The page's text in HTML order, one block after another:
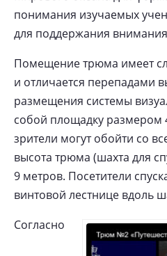
понимания изучаемых
для поддержания
Помещение трюма имеет
и отличается перепадами
размещения системы
собой площадку размером
зрители могут обойти со
высота трюма (шахта для
9 метров. Посетители
винтовой лестнице вдоль
Согласно